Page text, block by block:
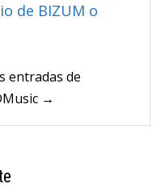
de BIZUM o
entradas de
→